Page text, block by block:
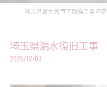
埼玉県漏水復旧工事
2025/12/03